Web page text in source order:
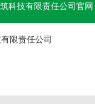
科技有限责任公司官网